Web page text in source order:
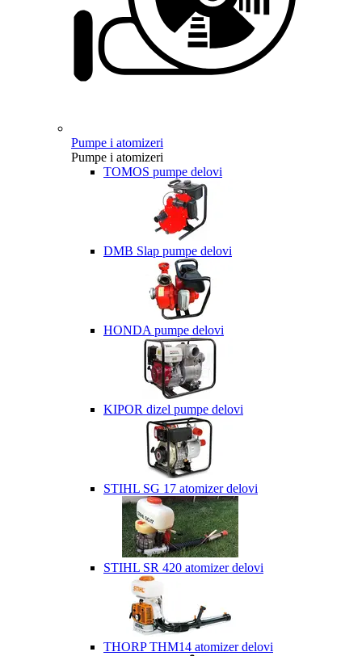
Pumpe i atomizeri
Pumpe i atomizeri
TOMOS pumpe delovi
DMB Slap pumpe delovi
HONDA pumpe delovi
KIPOR dizel pumpe delovi
STIHL SG 17 atomizer delovi
STIHL SR 420 atomizer delovi
THORP THM14 atomizer delovi